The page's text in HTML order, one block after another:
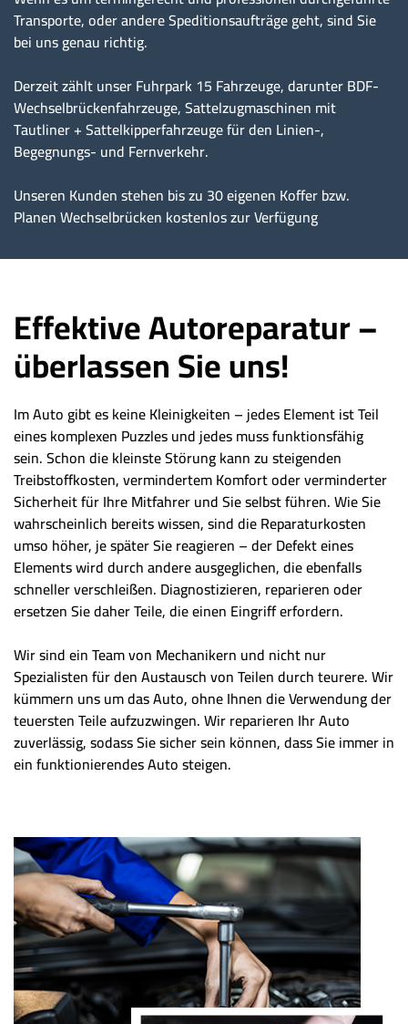
Transporte, oder andere Speditionsaufträge geht, sind Sie
bei uns genau richtig.
Derzeit zählt unser Fuhrpark 15 Fahrzeuge, darunter BDF-
Wechselbrückenfahrzeuge, Sattelzugmaschinen mit
Tautliner + Sattelkipperfahrzeuge für den Linien-,
Begegnungs- und Fernverkehr.
Unseren Kunden stehen bis zu 30 eigenen Koffer bzw.
Planen Wechselbrücken kostenlos zur Verfügung
Effektive Autoreparatur –
überlassen Sie uns!
Im Auto gibt es keine Kleinigkeiten – jedes Element ist Teil
eines komplexen Puzzles und jedes muss funktionsfähig
sein. Schon die kleinste Störung kann zu steigenden
Treibstoffkosten, vermindertem Komfort oder verminderter
Sicherheit für Ihre Mitfahrer und Sie selbst führen. Wie Sie
wahrscheinlich bereits wissen, sind die Reparaturkosten
umso höher, je später Sie reagieren – der Defekt eines
Elements wird durch andere ausgeglichen, die ebenfalls
schneller verschleißen. Diagnostizieren, reparieren oder
ersetzen Sie daher Teile, die einen Eingriff erfordern.
Wir sind ein Team von Mechanikern und nicht nur
Spezialisten für den Austausch von Teilen durch teurere. Wir
kümmern uns um das Auto, ohne Ihnen die Verwendung der
teuersten Teile aufzuzwingen. Wir reparieren Ihr Auto
zuverlässig, sodass Sie sicher sein können, dass Sie immer in
ein funktionierendes Auto steigen.